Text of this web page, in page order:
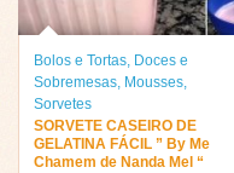
Bolos e Tortas, Doces e
Sobremesas, Mousses,
Sorvetes
SORVETE CASEIRO DE
GELATINA FÁCIL ” By Me
Chamem de Nanda Mel “